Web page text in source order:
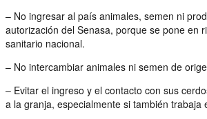
– No ingresar al país animales, semen ni
autorización del Senasa, porque se pone en
sanitario nacional.
– No intercambiar animales ni semen de
– Evitar el ingreso y el contacto con sus
a la granja, especialmente si también trabaja